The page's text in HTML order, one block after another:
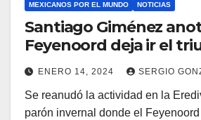
MEXICANOS POR EL MUNDO NOTICIAS
Santiago Giménez
Feyenoord deja ir el
ENERO 14, 2024 SERGIO
Se reanudó la actividad en la
parón invernal donde el